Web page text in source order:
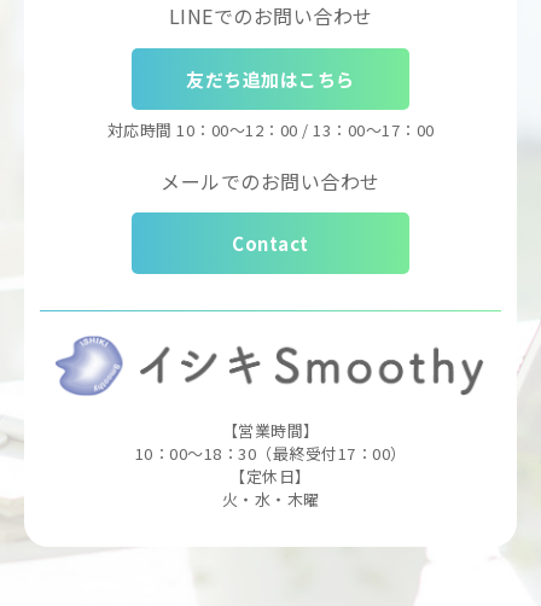
LINEでのお問い合わせ
友だち追加はこちら
対応時間 10：00～12：00 / 13：00～17：00
メールでのお問い合わせ
Contact
【営業時間】
10：00～18：30（最終受付17：00）
【定休日】
火・水・木曜